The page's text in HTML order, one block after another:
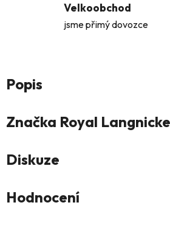
Velkoobchod
jsme přimý dovozce
Popis
Značka Royal
Diskuze
Hodnocení